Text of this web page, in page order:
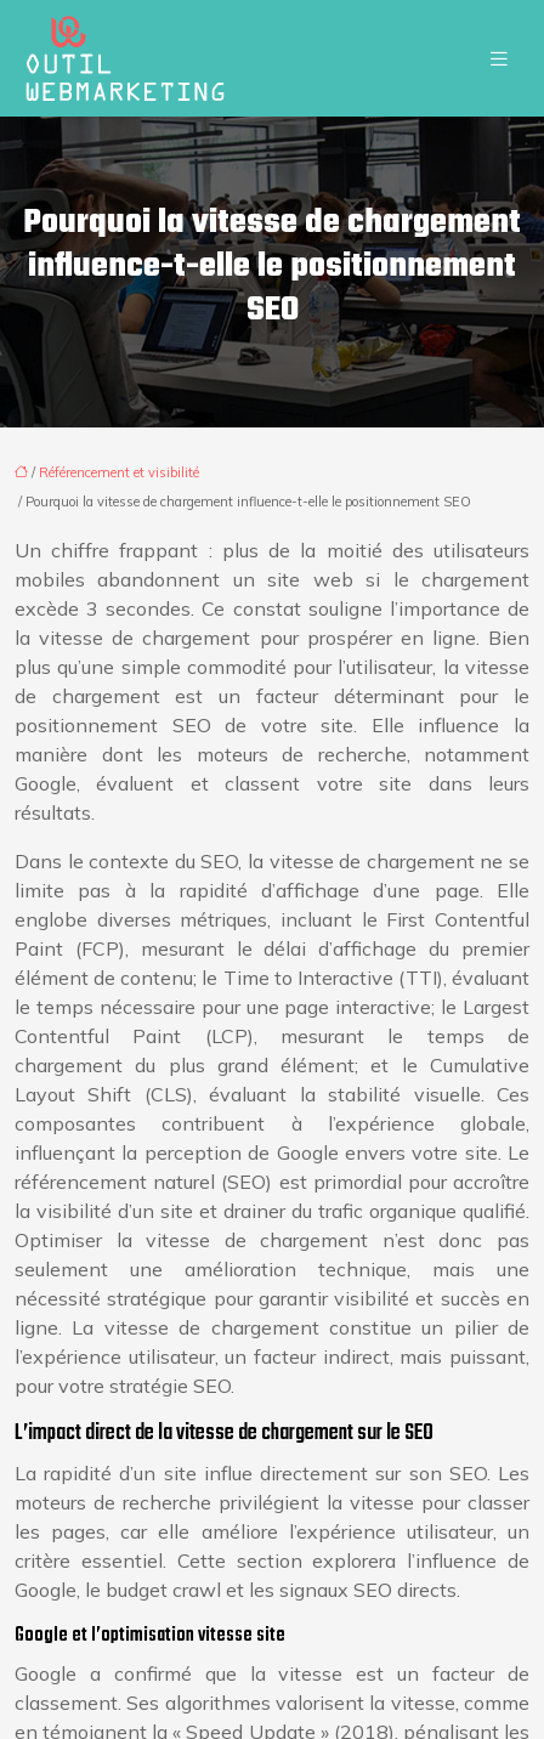
Pourquoi la vitesse de chargement
influence-t-elle le positionnement
SEO
/ Référencement et visibilité
/ Pourquoi la vitesse de chargement influence-t-elle le positionnement SEO
Un chiffre frappant : plus de la moitié des utilisateurs
mobiles abandonnent un site web si le chargement
excède 3 secondes. Ce constat souligne l’importance de
la vitesse de chargement pour prospérer en ligne. Bien
plus qu’une simple commodité pour l’utilisateur, la vitesse
de chargement est un facteur déterminant pour le
positionnement SEO de votre site. Elle influence la
manière dont les moteurs de recherche, notamment
Google, évaluent et classent votre site dans leurs
résultats.
Dans le contexte du SEO, la vitesse de chargement ne se
limite pas à la rapidité d’affichage d’une page. Elle
englobe diverses métriques, incluant le First Contentful
Paint (FCP), mesurant le délai d’affichage du premier
élément de contenu; le Time to Interactive (TTI), évaluant
le temps nécessaire pour une page interactive; le Largest
Contentful Paint (LCP), mesurant le temps de
chargement du plus grand élément; et le Cumulative
Layout Shift (CLS), évaluant la stabilité visuelle. Ces
composantes contribuent à l’expérience globale,
influençant la perception de Google envers votre site. Le
référencement naturel (SEO) est primordial pour accroître
la visibilité d’un site et drainer du trafic organique qualifié.
Optimiser la vitesse de chargement n’est donc pas
seulement une amélioration technique, mais une
nécessité stratégique pour garantir visibilité et succès en
ligne. La vitesse de chargement constitue un pilier de
l’expérience utilisateur, un facteur indirect, mais puissant,
pour votre stratégie SEO.
L’impact direct de la vitesse de chargement sur le SEO
La rapidité d’un site influe directement sur son SEO. Les
moteurs de recherche privilégient la vitesse pour classer
les pages, car elle améliore l’expérience utilisateur, un
critère essentiel. Cette section explorera l’influence de
Google, le budget crawl et les signaux SEO directs.
Google et l’optimisation vitesse site
Google a confirmé que la vitesse est un facteur de
classement. Ses algorithmes valorisent la vitesse, comme
en témoignent la « Speed Update » (2018), pénalisant les